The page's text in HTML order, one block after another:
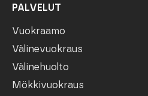
PALVELUT
Vuokraamo
Välinevuokraus
Välinehuolto
Mökkivuokraus